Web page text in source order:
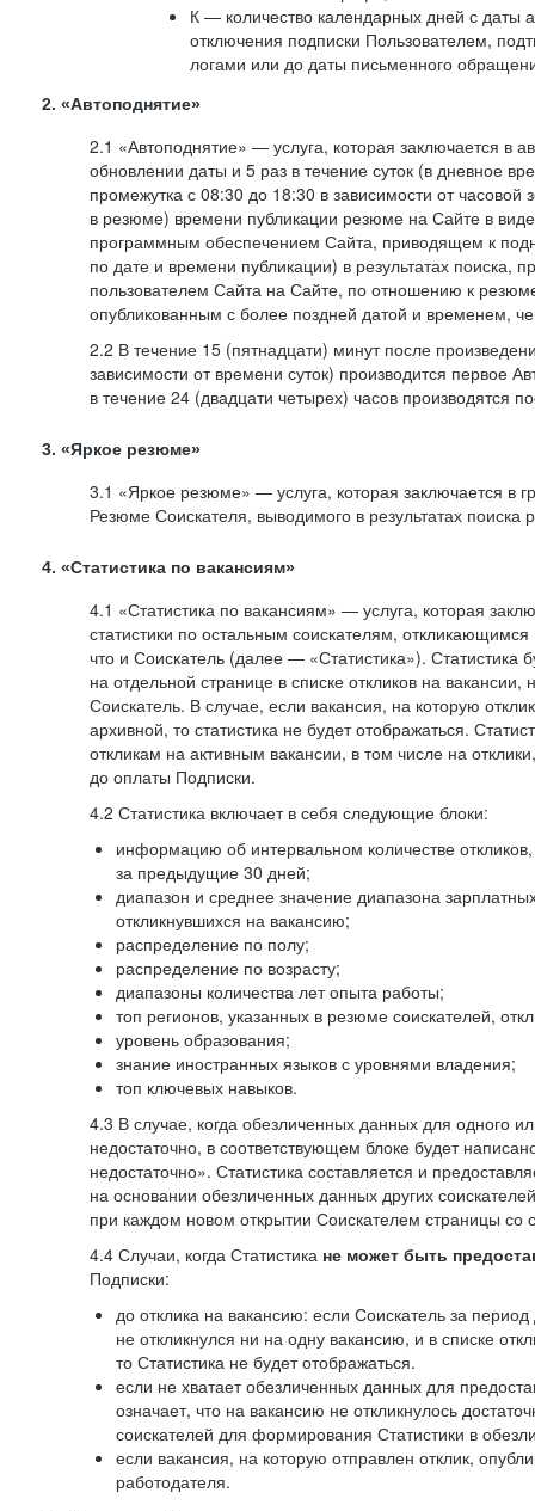
К — количество календарных дней с даты
отключения подписки Пользователем,
логами или до даты письменного
2. «Автоподнятие»
2.1 «Автоподнятие» — услуга, которая заключается в
обновлении даты и 5 раз в течение суток (в дневное
промежутка с 08:30 до 18:30 в зависимости от часовой
в резюме) времени публикации резюме на Сайте в
программным обеспечением Сайта, приводящем к
по дате и времени публикации) в результатах поиска,
пользователем Сайта на Сайте, по отношению к
опубликованным с более поздней датой и временем,
2.2 В течение 15 (пятнадцати) минут после
зависимости от времени суток) производится первое
в течение 24 (двадцати четырех) часов производятся
3. «Яркое резюме»
3.1 «Яркое резюме» — услуга, которая заключается в
Резюме Соискателя, выводимого в результатах поиска
4. «Статистика по вакансиям»
4.1 «Статистика по вакансиям» — услуга, которая
статистики по остальным соискателям,
что и Соискатель (далее — «Статистика»). Статистика
на отдельной странице в списке откликов на вакансии,
Соискатель. В случае, если вакансия, на которую
архивной, то статистика не будет отображаться.
откликам на активным вакансии, в том числе на
до оплаты Подписки.
4.2 Статистика включает в себя следующие блоки:
информацию об интервальном количестве
за предыдущие 30 дней;
диапазон и среднее значение диапазона
откликнувшихся на вакансию;
распределение по полу;
распределение по возрасту;
диапазоны количества лет опыта работы;
топ регионов, указанных в резюме соискателей,
уровень образования;
знание иностранных языков с уровнями владения;
топ ключевых навыков.
4.3 В случае, когда обезличенных данных для одного
недостаточно, в соответствующем блоке будет
недостаточно». Статистика составляется и
на основании обезличенных данных других
при каждом новом открытии Соискателем страницы со
4.4 Случаи, когда Статистика не может быть
Подписки:
до отклика на вакансию: если Соискатель за период
не откликнулся ни на одну вакансию, и в списке
то Статистика не будет отображаться.
если не хватает обезличенных данных для
означает, что на вакансию не откликнулось
соискателей для формирования Статистики в
если вакансия, на которую отправлен отклик,
работодателя.